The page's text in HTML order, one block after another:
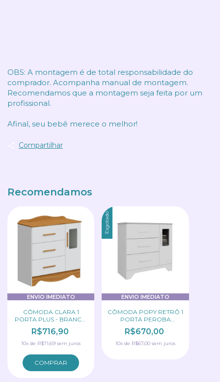
OBS: A montagem é de total responsabilidade do
comprador. Acompanha manual de montagem.
Recomendamos que a montagem seja feita por um
profissional.
Afinal, seu bebê merece o melhor!
Compartilhar
Recomendamos
ENVIO IMEDIATO
CÔMODA CLARA 1
PORTA PLUS - BRANCO
BRILHO/AMÊNDOA
PEROBA
R$716,90
10xde R$71,69 sem juros
Esgotado
ENVIO IMEDIATO
CÔMODA POPY RETRÔ 1
PORTA PEROBA
BRANCO/BRANCO
R$670,00
10xde R$67,00 sem juros